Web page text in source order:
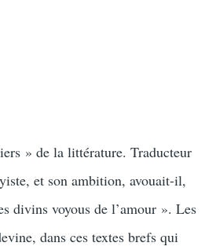
» de la littérature. Traducteur
et son ambition, avouait-il,
divins voyous de l’amour ». Les
dans ces textes brefs qui